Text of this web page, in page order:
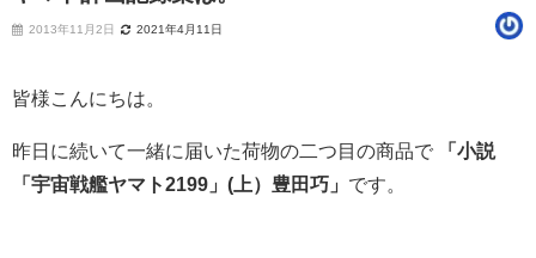
2013年11月2日 2021年4月11日
皆様こんにちは。
昨日に続いて一緒に届いた荷物の二つ目の商品で
「小説
「宇宙戦艦ヤマト2199」(上）豊田巧」 です。